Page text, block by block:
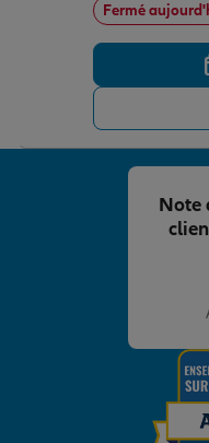
Fermé
Note